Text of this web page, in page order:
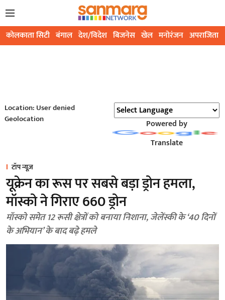
कोलकाता सिटी बंगाल देश/विदेश बिजनेस खेल मनोरंजन अपराजिता
Location: User denied
Geolocation
Powered by
Translate
टॉप न्यूज़
यूक्रेन का रूस पर सबसे बड़ा ड्रोन हमला,
मॉस्को ने गिराए 660 ड्रोन
मॉस्को समेत 12 रूसी क्षेत्रों को बनाया निशाना, जेलेंस्की के ‘40 दिनों
के अभियान’ के बाद बढ़े हमले